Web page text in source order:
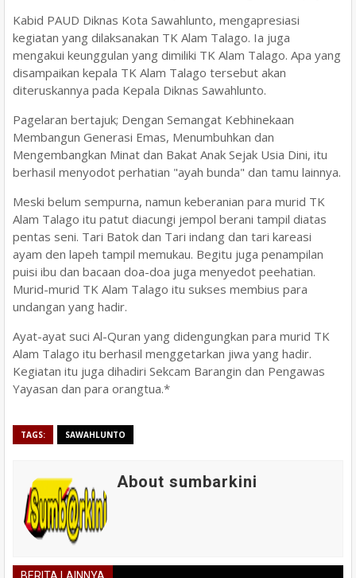
Kabid PAUD Diknas Kota Sawahlunto, mengapresiasi
kegiatan yang dilaksanakan TK Alam Talago. Ia juga
mengakui keunggulan yang dimiliki TK Alam Talago. Apa yang
disampaikan kepala TK Alam Talago tersebut akan
diteruskannya pada Kepala Diknas Sawahlunto.
Pagelaran bertajuk; Dengan Semangat Kebhinekaan
Membangun Generasi Emas, Menumbuhkan dan
Mengembangkan Minat dan Bakat Anak Sejak Usia Dini, itu
berhasil menyodot perhatian "ayah bunda" dan tamu lainnya.
Meski belum sempurna, namun keberanian para murid TK
Alam Talago itu patut diacungi jempol berani tampil diatas
pentas seni. Tari Batok dan Tari indang dan tari kareasi
ayam den lapeh tampil memukau. Begitu juga penampilan
puisi ibu dan bacaan doa-doa juga menyedot peehatian.
Murid-murid TK Alam Talago itu sukses membius para
undangan yang hadir.
Ayat-ayat suci Al-Quran yang didengungkan para murid TK
Alam Talago itu berhasil menggetarkan jiwa yang hadir.
Kegiatan itu juga dihadiri Sekcam Barangin dan Pengawas
Yayasan dan para orangtua.*
TAGS: SAWAHLUNTO
About sumbarkini